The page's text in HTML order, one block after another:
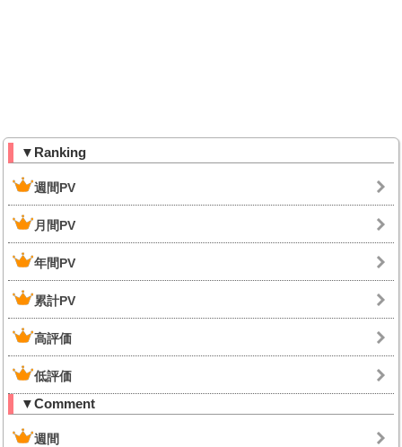
▼Ranking
週間PV
月間PV
年間PV
累計PV
高評価
低評価
▼Comment
週間